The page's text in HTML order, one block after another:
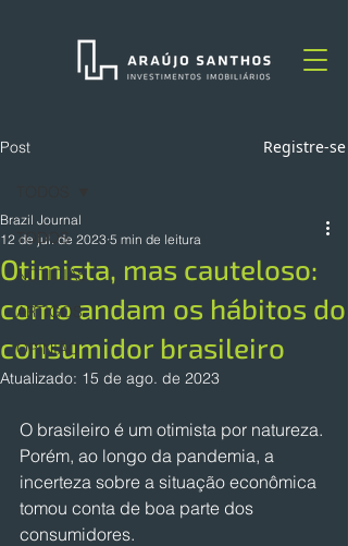
Post Registre-se
TODOS
NOTÍCIAS
ARTIGOS
OPINIÃO
Otimista, mas cauteloso:
como andam os hábitos do
consumidor brasileiro
Brazil Journal
12 de jul. de 2023 5 min de leitura
Atualizado: 15 de ago. de 2023
O brasileiro é um otimista por natureza.
Porém, ao longo da pandemia, a
incerteza sobre a situação econômica
tomou conta de boa parte dos
consumidores.